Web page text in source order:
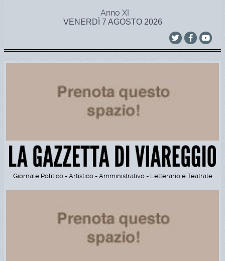
Anno XI
VENERDÌ 7 AGOSTO 2026
Giornale Politico - Artistico - Amministrativo - Letterario e Teatrale